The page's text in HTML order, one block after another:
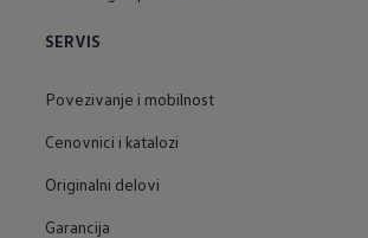
SERVIS
Povezivanje i mobilnost
Cenovnici i katalozi
Originalni delovi
Garancija